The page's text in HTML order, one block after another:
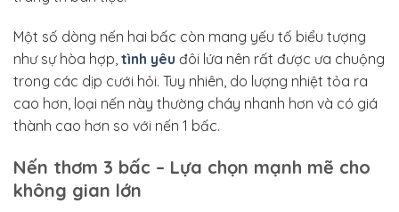
Một số dòng nến hai bấc còn mang yếu tố biểu tượng
như sự hòa hợp, tình yêu đôi lứa nên rất được ưa chuộng
trong các dịp cưới hỏi. Tuy nhiên, do lượng nhiệt tỏa ra
cao hơn, loại nến này thường cháy nhanh hơn và có giá
thành cao hơn so với nến 1 bấc.
Nến thơm 3 bấc – Lựa chọn mạnh mẽ cho
không gian lớn